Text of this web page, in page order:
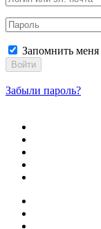
Запомнить меня
Войти
Забыли пароль?